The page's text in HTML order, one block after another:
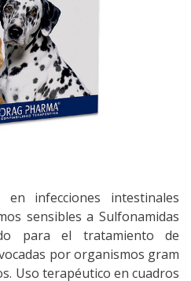
infecciones intestinales
sensibles a Sulfonamidas
para el tratamiento de
por organismos gram
Uso terapéutico en cuadros